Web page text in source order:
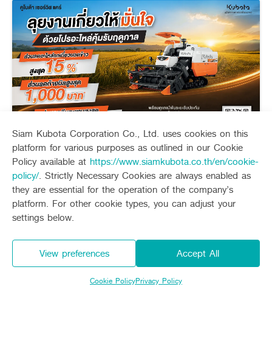
Siam Kubota Corporation Co., Ltd. uses cookies on this
platform for various purposes as outlined in our Cookie
Policy available at https://www.siamkubota.co.th/en/cookie-
policy/. Strictly Necessary Cookies are always enabled as
they are essential for the operation of the company’s
platform. For other cookie types, you can adjust your
settings below.
Accept All
View preferences
Cookie PolicyPrivacy Policy
คูโบต้า เซอร์วิส แคร์ (ไตรมาส 3)
Today - 30 September 2026
Promotion
Expire